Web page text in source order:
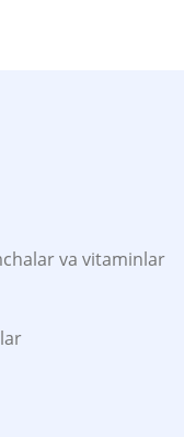
va vitaminlar